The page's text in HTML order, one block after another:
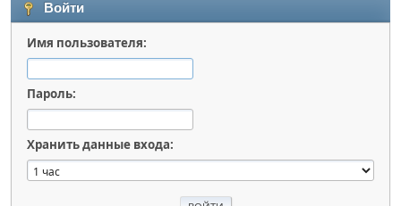
Войти
Имя пользователя:
Пароль:
Хранить данные входа: